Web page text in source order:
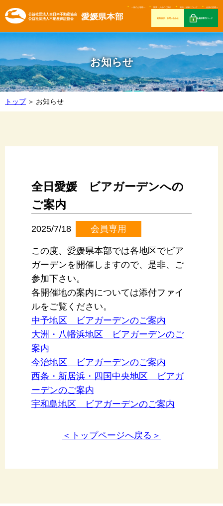
一般のお客様へ 開業・入会のご案内 資格・研修について 会員の皆様へ
資料請求・お問い合わせ 会員様専用ページ
お知らせ
トップ お知らせ
全日愛媛 ビアガーデンへの
ご案内
2025/7/18 会員専用
この度、愛媛県本部では各地区でビア
ガーデンを開催しますので、是非、ご
参加下さい。
各開催地の案内については添付ファイ
ルをご覧ください。
中予地区 ビアガーデンのご案内
大洲・八幡浜地区 ビアガーデンのご
案内
今治地区 ビアガーデンのご案内
西条・新居浜・四国中央地区 ビアガ
ーデンのご案内
宇和島地区 ビアガーデンのご案内
＜トップページへ戻る＞